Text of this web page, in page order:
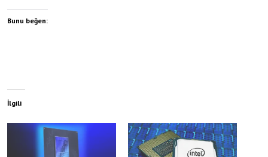
Bunu beğen:
İlgili